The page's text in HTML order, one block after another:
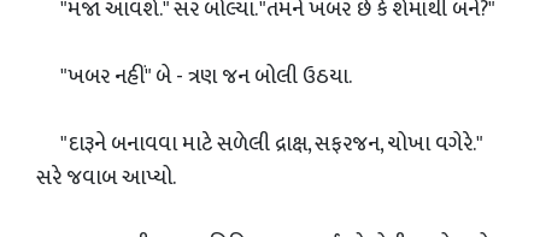
"મજા આવશે." સર બોલ્યા. "તમને ખબર છે કે શેમાંથી બને?"
"ખબર નહીં" બે - ત્રણ જન બોલી ઉઠયા.
"દારૂને બનાવવા માટે સળેલી દ્રાક્ષ, સફરજન, ચોખા વગેરે."
સરે જવાબ આપ્યો.